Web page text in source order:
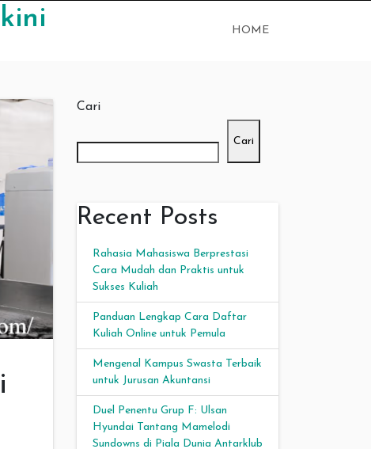
HOME
Cari
Cari
Recent Posts
Rahasia Mahasiswa Berprestasi
Cara Mudah dan Praktis untuk
Sukses Kuliah
Panduan Lengkap Cara Daftar
Kuliah Online untuk Pemula
Mengenal Kampus Swasta Terbaik
untuk Jurusan Akuntansi
Duel Penentu Grup F: Ulsan
Hyundai Tantang Mamelodi
Sundowns di Piala Dunia Antarklub